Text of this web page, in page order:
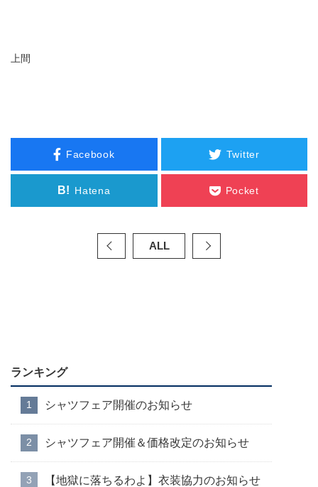
上間
Facebook Twitter
B! Hatena Pocket
ALL
ランキング
シャツフェア開催のお知らせ
シャツフェア開催＆価格改定のお知らせ
【地獄に落ちるわよ】衣装協力のお知らせ